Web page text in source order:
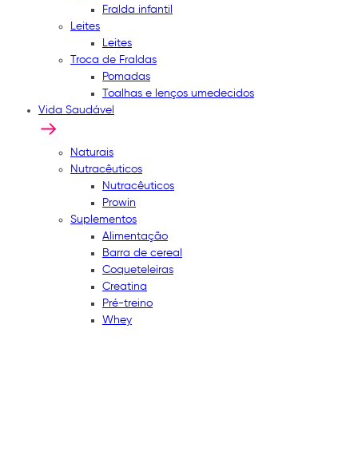
Fralda infantil
Leites
Leites
Troca de Fraldas
Pomadas
Toalhas e lenços umedecidos
Vida Saudável
Naturais
Nutracêuticos
Nutracêuticos
Prowin
Suplementos
Alimentação
Barra de cereal
Coqueteleiras
Creatina
Pré-treino
Whey